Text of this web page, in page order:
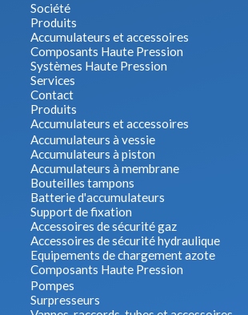
Société
Produits
Accumulateurs et accessoires
Composants Haute Pression
Systèmes Haute Pression
Services
Contact
Produits
Accumulateurs et accessoires
Accumulateurs à vessie
Accumulateurs à piston
Accumulateurs à membrane
Bouteilles tampons
Batterie d'accumulateurs
Support de fixation
Accessoires de sécurité gaz
Accessoires de sécurité hydraulique
Equipements de chargement azote
Composants Haute Pression
Pompes
Surpresseurs